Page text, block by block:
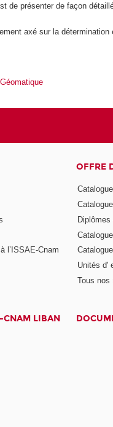
de présenter de façon
axé sur la
l’ISSAE-Cnam
OFFRE
Diplômes
Unités d'
Tous nos
CNAM LIBAN